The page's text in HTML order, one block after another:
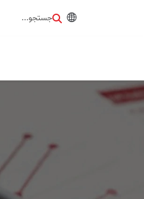
جستجو...